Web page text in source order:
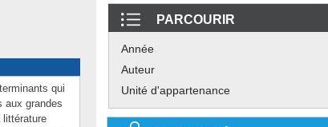
qui
aux grandes
littérature
PARCOURIR
Année
Auteur
Unité d'appartenance